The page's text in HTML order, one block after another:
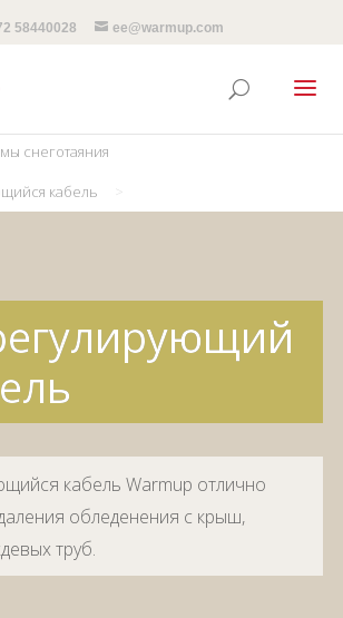
58440028 ee@warmup.com
снеготаяния
кабель >
кабель Warmup отлично
обледенения с крыш,
труб.